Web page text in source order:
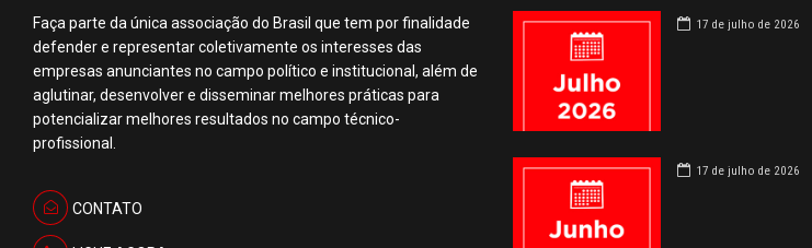
Faça parte da única associação do Brasil que tem por finalidade
defender e representar coletivamente os interesses das
empresas anunciantes no campo político e institucional, além de
aglutinar, desenvolver e disseminar melhores práticas para
potencializar melhores resultados no campo técnico-
profissional.
CONTATO
17 de julho de 2026
17 de julho de 2026